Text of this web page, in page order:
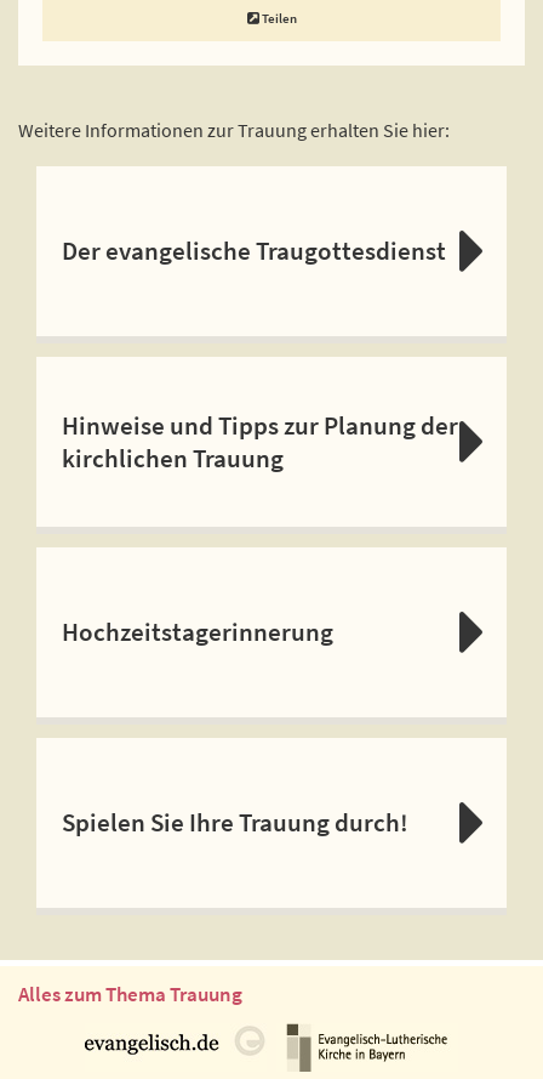
Teilen
Weitere Informationen zur Trauung erhalten Sie hier:
Der evangelische Traugottesdienst
Hinweise und Tipps zur Planung der
kirchlichen Trauung
Hochzeitstagerinnerung
Spielen Sie Ihre Trauung durch!
Alles zum Thema Trauung